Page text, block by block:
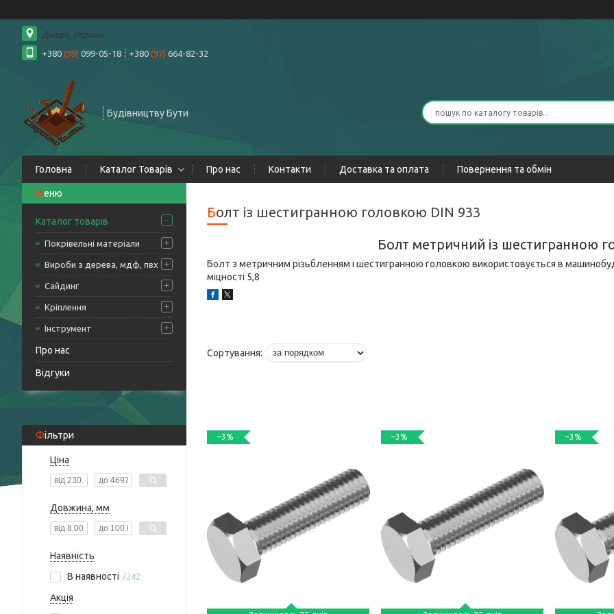
Дніпро, Україна
+380 (99) 099-05-18 +380 (97) 664-82-32
Будівництву Бути
Головна Каталог Товарів Про нас Контакти Доставка та оплата Повернення та обмін
Каталог товарів
Покрівельні матеріали
Вироби з дерева, мдф, пвх
Сайдинг
Кріплення
Інструмент
Про нас
Відгуки
Фільтри
Ціна
Довжина, мм
Наявність
В наявності
242
Акція
Болт із шестигранною головкою DIN 933
Болт метричний із шестигранною
Болт з метричним різьбленням і шестигранною головкою використовується в
міцності 5,8
–3% –3% –3%